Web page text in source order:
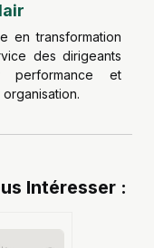
en transformation
des dirigeants
performance et
Intéresser :